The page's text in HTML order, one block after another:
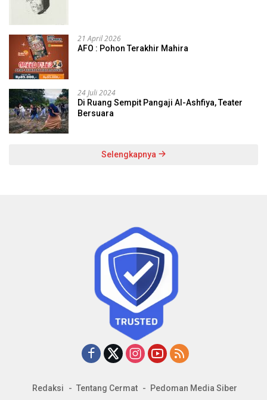
21 April 2026
AFO : Pohon Terakhir Mahira
24 Juli 2024
Di Ruang Sempit Pangaji Al-Ashfiya, Teater
Bersuara
Selengkapnya
Redaksi Tentang Cermat
Pedoman Media Siber